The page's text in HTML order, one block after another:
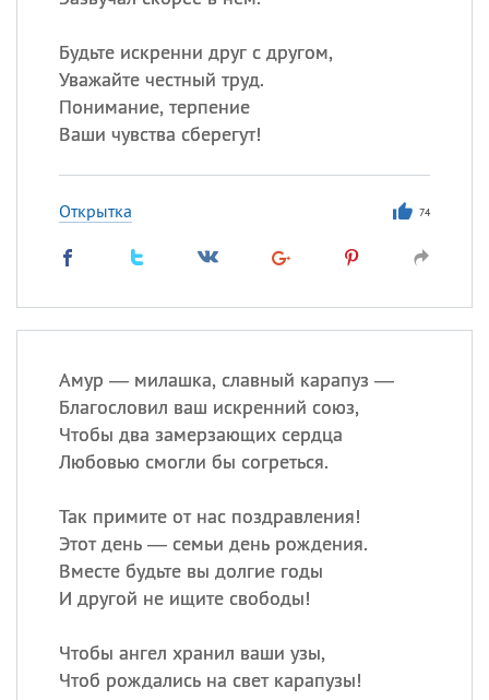
Будьте искренни друг с другом,
Уважайте честный труд.
Понимание, терпение
Ваши чувства сберегут!
Открытка 74
Амур — милашка, славный карапуз —
Благословил ваш искренний союз,
Чтобы два замерзающих сердца
Любовью смогли бы согреться.
Так примите от нас поздравления!
Этот день — семьи день рождения.
Вместе будьте вы долгие годы
И другой не ищите свободы!
Чтобы ангел хранил ваши узы,
Чтоб рождались на свет карапузы!